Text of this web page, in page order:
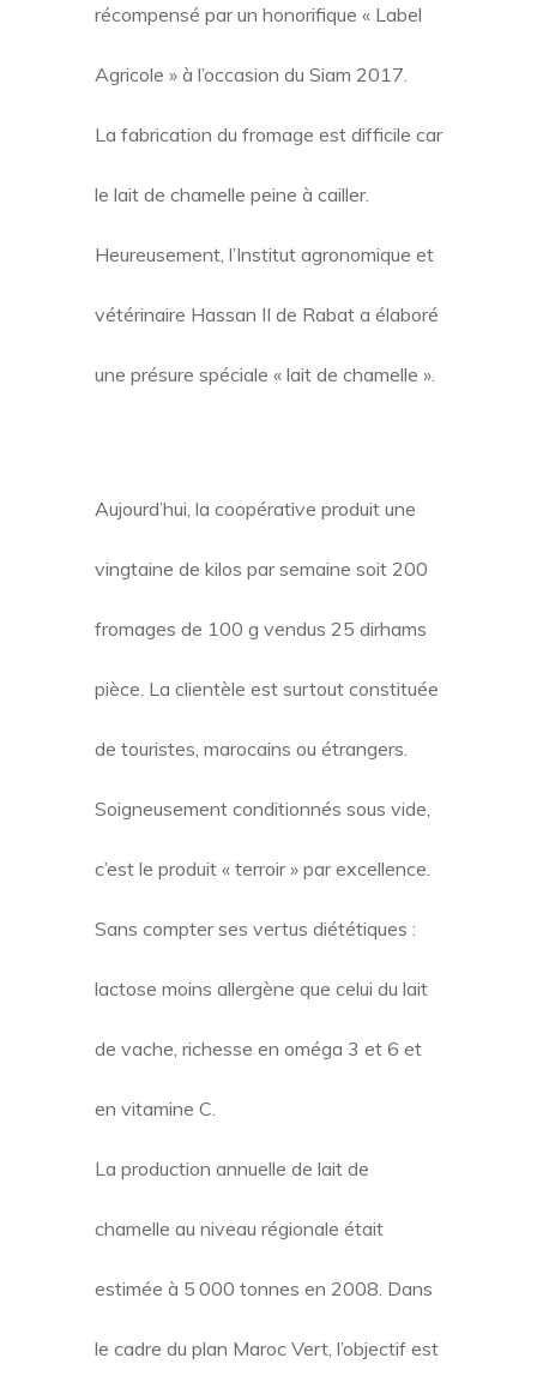
récompensé par un honorifique « Label
Agricole » à l’occasion du Siam 2017.
La fabrication du fromage est difficile car
le lait de chamelle peine à cailler.
Heureusement, l’Institut agronomique et
vétérinaire Hassan II de Rabat a élaboré
une présure spéciale « lait de chamelle ».
Aujourd’hui, la coopérative produit une
vingtaine de kilos par semaine soit 200
fromages de 100 g vendus 25 dirhams
pièce. La clientèle est surtout constituée
de touristes, marocains ou étrangers.
Soigneusement conditionnés sous vide,
c’est le produit « terroir » par excellence.
Sans compter ses vertus diététiques :
lactose moins allergène que celui du lait
de vache, richesse en oméga 3 et 6 et
en vitamine C.
La production annuelle de lait de
chamelle au niveau régionale était
estimée à 5 000 tonnes en 2008. Dans
le cadre du plan Maroc Vert, l’objectif est